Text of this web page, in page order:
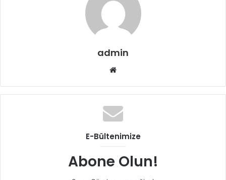
admin
Web
E-Bültenimize
Abone Olun!